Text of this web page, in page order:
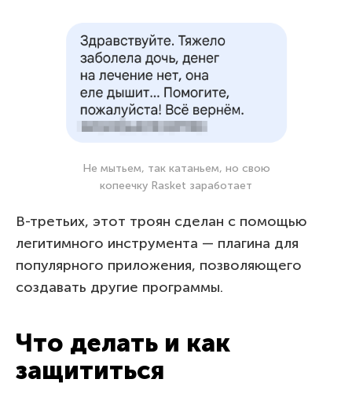
Не мытьем, так катаньем, но свою
копеечку Rasket заработает
В-третьих, этот троян сделан с помощью
легитимного инструмента — плагина для
популярного приложения, позволяющего
создавать другие программы.
Что делать и как
защититься